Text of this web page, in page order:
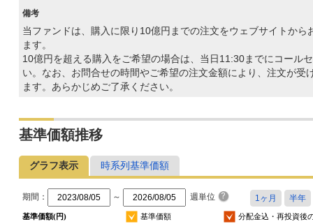
備考
当ファンドは、購入に限り10億円までの注文をウェブサイトから
ます。
10億円を超える購入をご希望の場合は、当日11:30までにコール
い。なお、お問合せの時間やご希望の注文金額により、注文が受
ます。あらかじめご了承ください。
基準価額推移
グラフ表示 時系列基準価額
期間： ～ 週単位
基準価額(円) 基準価額 分配金込・再投資後